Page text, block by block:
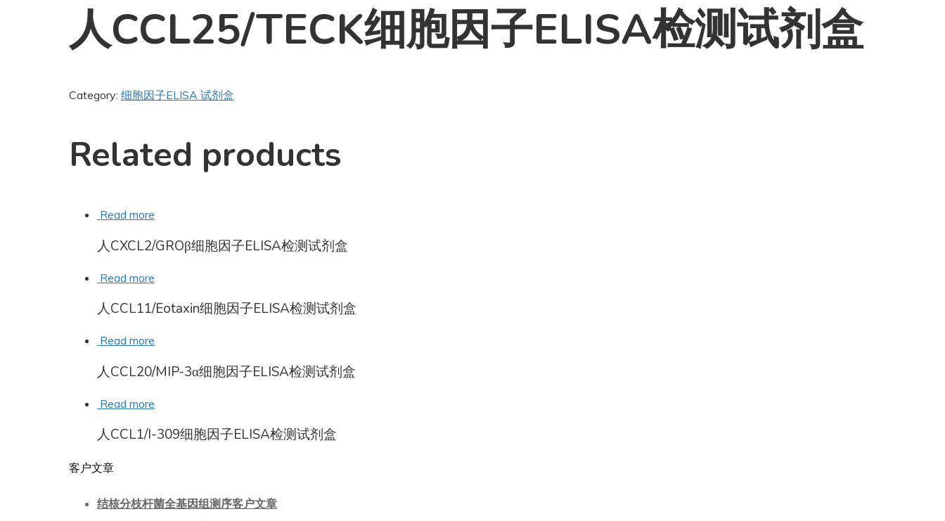
人CCL25/TECK细胞因子ELISA检测试剂盒
Category: 细胞因子ELISA 试剂盒
Related products
Read more
人CXCL2/GROβ细胞因子ELISA检测试剂盒
Read more
人CCL11/Eotaxin细胞因子ELISA检测试剂盒
Read more
人CCL20/MIP-3α细胞因子ELISA检测试剂盒
Read more
人CCL1/I-309细胞因子ELISA检测试剂盒
客户文章
结核分枝杆菌全基因组测序客户文章